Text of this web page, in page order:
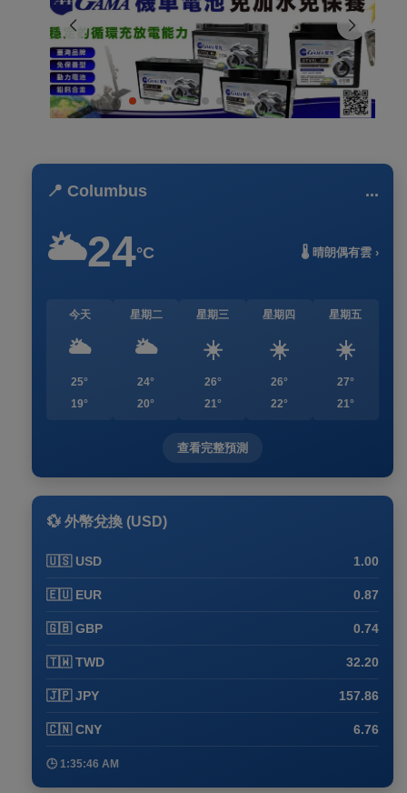
📍 Columbus ...
🌥️24°C 🌡️ 晴朗偶有雲 ›
今天
🌥️
25°
19°
星期二
🌥️
24°
20°
星期三
☀️
26°
21°
星期四
☀️
26°
22°
星期五
☀️
27°
21°
查看完整預測
💱 外幣兌換 (USD)
🇺🇸 USD 1.00
🇪🇺 EUR 0.87
🇬🇧 GBP 0.74
🇹🇼 TWD 32.20
🇯🇵 JPY 157.86
🇨🇳 CNY 6.76
🕒 1:35:46 AM